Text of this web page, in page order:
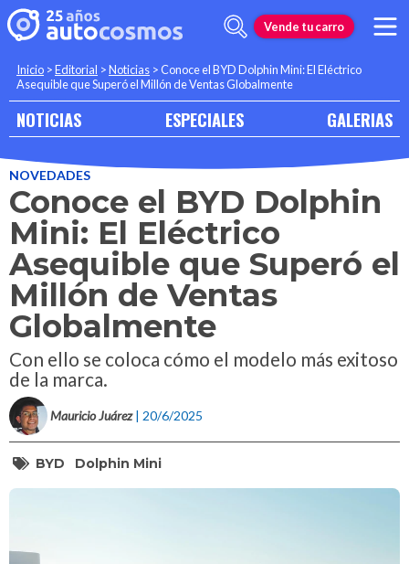
Vende tu carro
Inicio >Editorial >Noticias >Conoce el BYD Dolphin Mini: El Eléctrico
Asequible que Superó el Millón de Ventas Globalmente
NOTICIAS ESPECIALES GALERIAS
NOVEDADES
Conoce el BYD Dolphin
Mini: El Eléctrico
Asequible que Superó el
Millón de Ventas
Globalmente
Con ello se coloca cómo el modelo más exitoso
de la marca.
Mauricio Juárez | 20/6/2025
BYD Dolphin Mini